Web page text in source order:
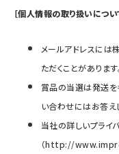
［個人情報の取り扱いについ
メールアドレスには
ただくことがあります
賞品の当選は発送を
い合わせにはお答え
当社の詳しいプライ
（http://